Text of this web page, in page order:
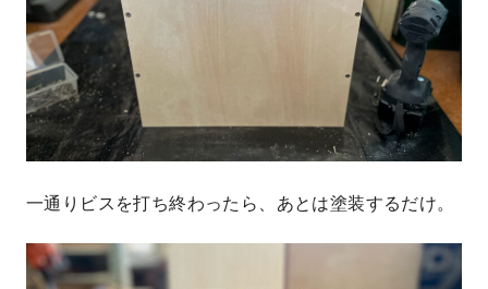
一通りビスを打ち終わったら、あとは塗装するだけ。